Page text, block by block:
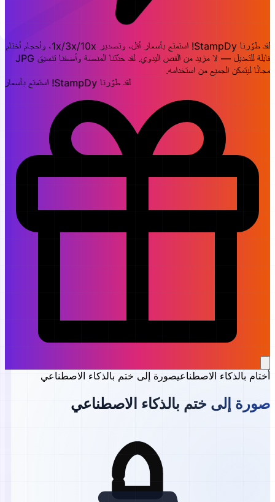
لقد طوّرنا StampDy! استمتع بأسعار أقل، وتصدير 1x/3x/10x، وأحجام أختام
قابلة للتعديل — لا مزيد من القص اليدوي. لقد حدّثنا المنصة وأضفنا تنسيق JPG
مجانًا ليتمكن الجميع من استخدامه.
لقد طوّرنا StampDy! استمتع بأسعار أقل، وتصدير 1x/3x/10x، وأحجام أختام قابلة للتعديل — لا مزيد من القص اليدوي.
أختام بالذكاء الاصطناعيصورة إلى ختم بالذكاء الاصطناعي
صورة إلى ختم بالذكاء الاصطناعي